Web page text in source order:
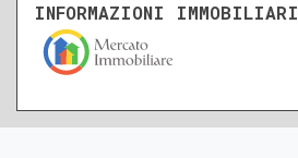
QUALSIASI SUPERFICIE
A B C D
INFORMAZIONI IMMOBILIARI